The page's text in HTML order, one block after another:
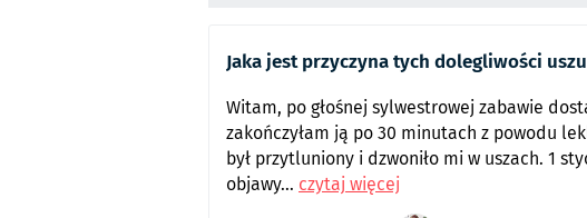
Jaka jest przyczyna tych dolegliwości
Witam, po głośnej sylwestrowej zabawie
zakończyłam ją po 30 minutach z powodu
był przytluniony i dzwoniło mi w uszach. 1
objawy... czytaj więcej